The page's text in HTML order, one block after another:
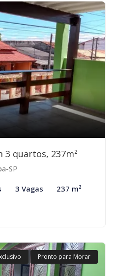
3 quartos, 237m²
SP
3 Vagas 237 m²
Pronto para Morar